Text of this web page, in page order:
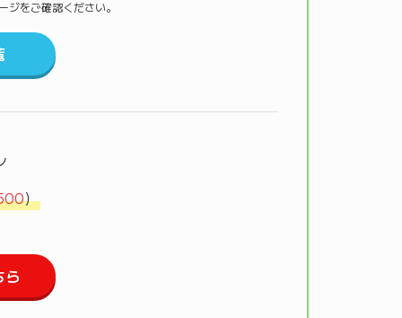
をご確認ください。
）